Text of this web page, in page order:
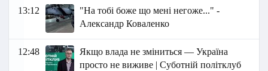
13:12
"На тобі боже що мені негоже..." -
Александр Коваленко
12:48
Якщо влада не зміниться — Україна
просто не виживе | Суботній політклуб